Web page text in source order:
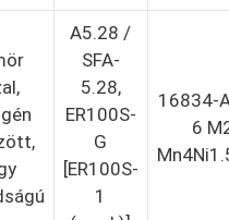
A5.28 /
SFA-
5.28,
ER100S-
G
[ER100S-
1
16834-
6